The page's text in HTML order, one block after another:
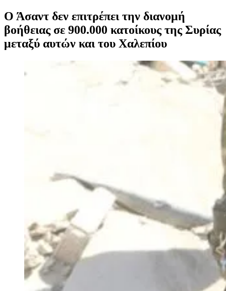
Ο Άσαντ δεν επιτρέπει την διανομή
βοήθειας σε 900.000 κατοίκους της Συρίας
μεταξύ αυτών και του Χαλεπίου